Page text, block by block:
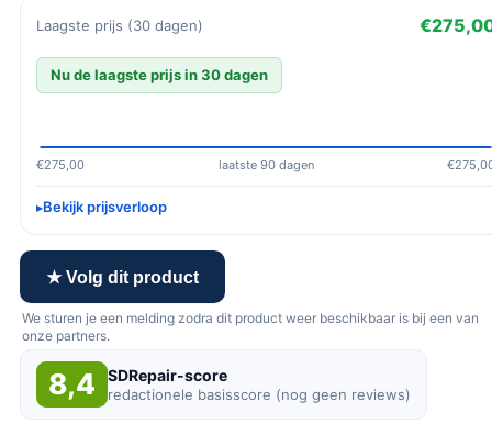
Laagste prijs (30 dagen)
Nu de laagste prijs in 30 dagen
€275,00 laatste 90 dagen
Bekijk prijsverloop
★ Volg dit product
We sturen je een melding zodra dit product weer beschikbaar is bij een van
onze partners.
8,4 SDRepair-score
redactionele basisscore (nog geen reviews)